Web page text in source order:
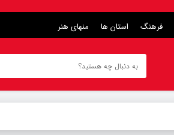
فرهنگ استان ها منهای هنر